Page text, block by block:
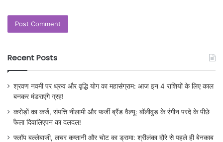
Recent Posts
श्रवण नवमी पर ध्रुव और वृद्धि योग का महासंग्राम: आज इन 4 राशियों के लिए काल
बनकर मंडराएंगे ग्रह!
करोड़ों का कर्ज, संपत्ति नीलामी और फर्जी ब्रैंड वैल्यू: बॉलीवुड के रंगीन परदे के पीछे
फैला दिवालिएपन का दलदल!
फ्लॉप बल्लेबाजी, लचर कप्तानी और चोट का ड्रामा: श्रीलंका दौरे से पहले ही बेनकाब